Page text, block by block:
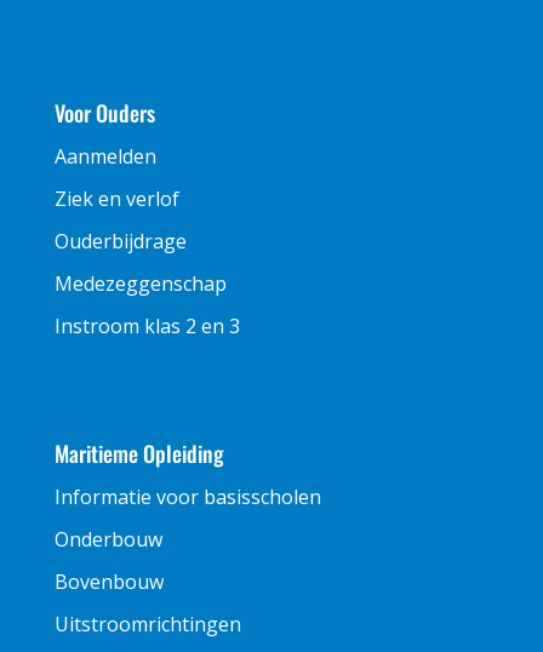
Voor Ouders
Aanmelden
Ziek en verlof
Ouderbijdrage
Medezeggenschap
Instroom klas 2 en 3
Maritieme Opleiding
Informatie voor basisscholen
Onderbouw
Bovenbouw
Uitstroomrichtingen